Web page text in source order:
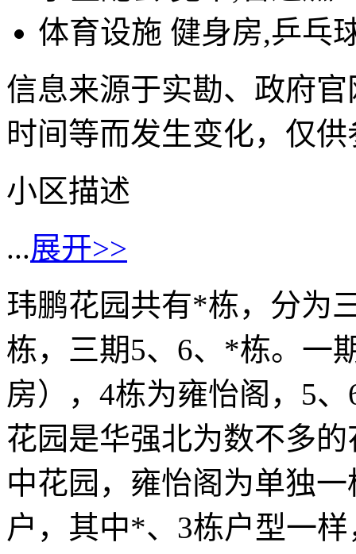
体育设施 健身房,乒乓
信息来源于实勘、政府
时间等而发生变化，仅
小区描述
...展开>>
玮鹏花园共有*栋，分为
栋，三期5、6、*栋。一
房），4栋为雍怡阁，5
花园是华强北为数不多
中花园，雍怡阁为单独
户，其中*、3栋户型一